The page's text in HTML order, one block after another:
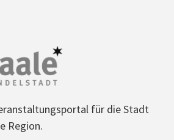
für die Stadt
Region.